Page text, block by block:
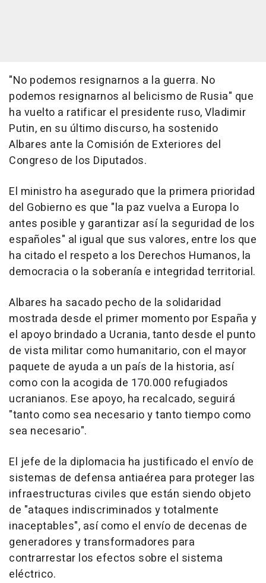
"No podemos resignarnos a la guerra. No
podemos resignarnos al belicismo de Rusia" que
ha vuelto a ratificar el presidente ruso, Vladimir
Putin, en su último discurso, ha sostenido
Albares ante la Comisión de Exteriores del
Congreso de los Diputados.
El ministro ha asegurado que la primera prioridad
del Gobierno es que "la paz vuelva a Europa lo
antes posible y garantizar así la seguridad de los
españoles" al igual que sus valores, entre los que
ha citado el respeto a los Derechos Humanos, la
democracia o la soberanía e integridad territorial.
Albares ha sacado pecho de la solidaridad
mostrada desde el primer momento por España y
el apoyo brindado a Ucrania, tanto desde el punto
de vista militar como humanitario, con el mayor
paquete de ayuda a un país de la historia, así
como con la acogida de 170.000 refugiados
ucranianos. Ese apoyo, ha recalcado, seguirá
"tanto como sea necesario y tanto tiempo como
sea necesario".
El jefe de la diplomacia ha justificado el envío de
sistemas de defensa antiaérea para proteger las
infraestructuras civiles que están siendo objeto
de "ataques indiscriminados y totalmente
inaceptables", así como el envío de decenas de
generadores y transformadores para
contrarrestar los efectos sobre el sistema
eléctrico.